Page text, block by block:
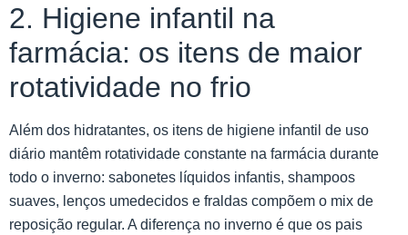
2. Higiene infantil na
farmácia: os itens de maior
rotatividade no frio
Além dos hidratantes, os itens de higiene infantil de uso
diário mantêm rotatividade constante na farmácia durante
todo o inverno: sabonetes líquidos infantis, shampoos
suaves, lenços umedecidos e fraldas compõem o mix de
reposição regular. A diferença no inverno é que os pais